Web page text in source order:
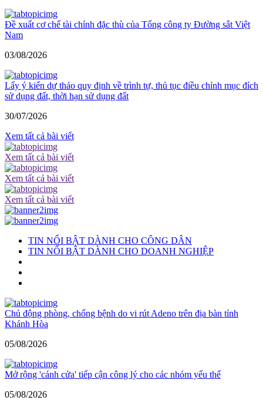
Đề xuất cơ chế tài chính đặc thù của Tổng công ty Đường sắt Việt
Nam
03/08/2026
Lấy ý kiến dự thảo quy định về trình tự, thủ tục điều chỉnh mục đích
sử dụng đất, thời hạn sử dụng đất
30/07/2026
Xem tất cả bài viết
Xem tất cả bài viết
Xem tất cả bài viết
Xem tất cả bài viết
TIN NỔI BẬT DÀNH CHO CÔNG DÂN
TIN NỔI BẬT DÀNH CHO DOANH NGHIỆP
Chủ động phòng, chống bệnh do vi rút Adeno trên địa bàn tỉnh
Khánh Hòa
05/08/2026
Mở rộng 'cánh cửa' tiếp cận công lý cho các nhóm yếu thế
05/08/2026